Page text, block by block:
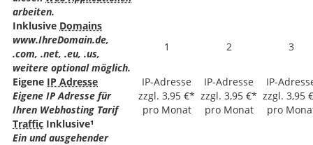
arbeiten.
Inklusive Domains
www.IhreDomain.de,
.com, .net, .eu, .us,
weitere optional möglich.
1 2 3
Eigene IP Adresse
Eigene IP Adresse für
Ihren Webhosting Tarif
IP-Adresse
zzgl. 3,95 €*
pro Monat
IP-Adresse
zzgl. 3,95 €*
pro Monat
IP-
zzgl. 3,95
pro
Traffic Inklusive¹
Ein und ausgehender